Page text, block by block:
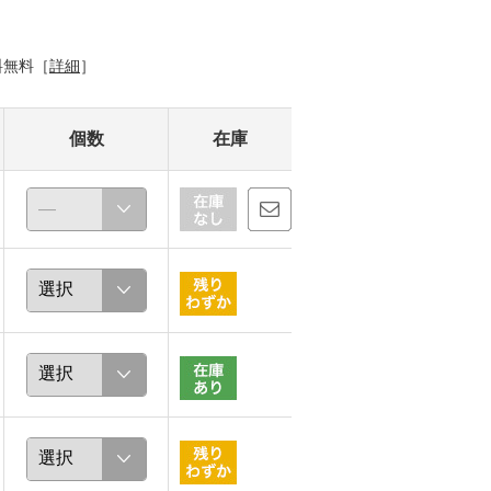
料［詳細 ］
個数 在庫